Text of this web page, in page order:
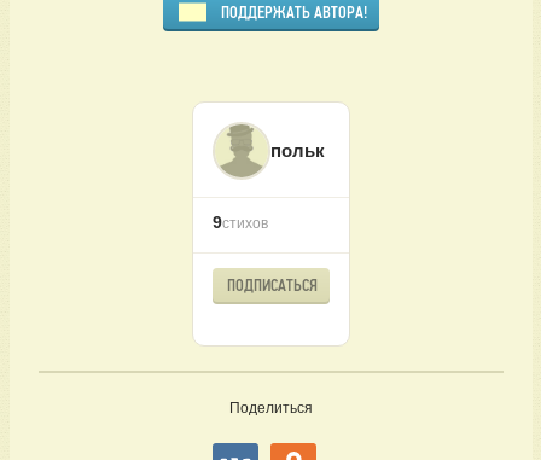
ПОДДЕРЖАТЬ АВТОРА!
польк
9стихов
ПОДПИСАТЬСЯ
Поделиться